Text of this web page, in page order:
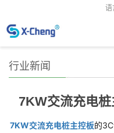
语
行业新闻
7KW交流充电桩
7KW交流充电桩主控板的